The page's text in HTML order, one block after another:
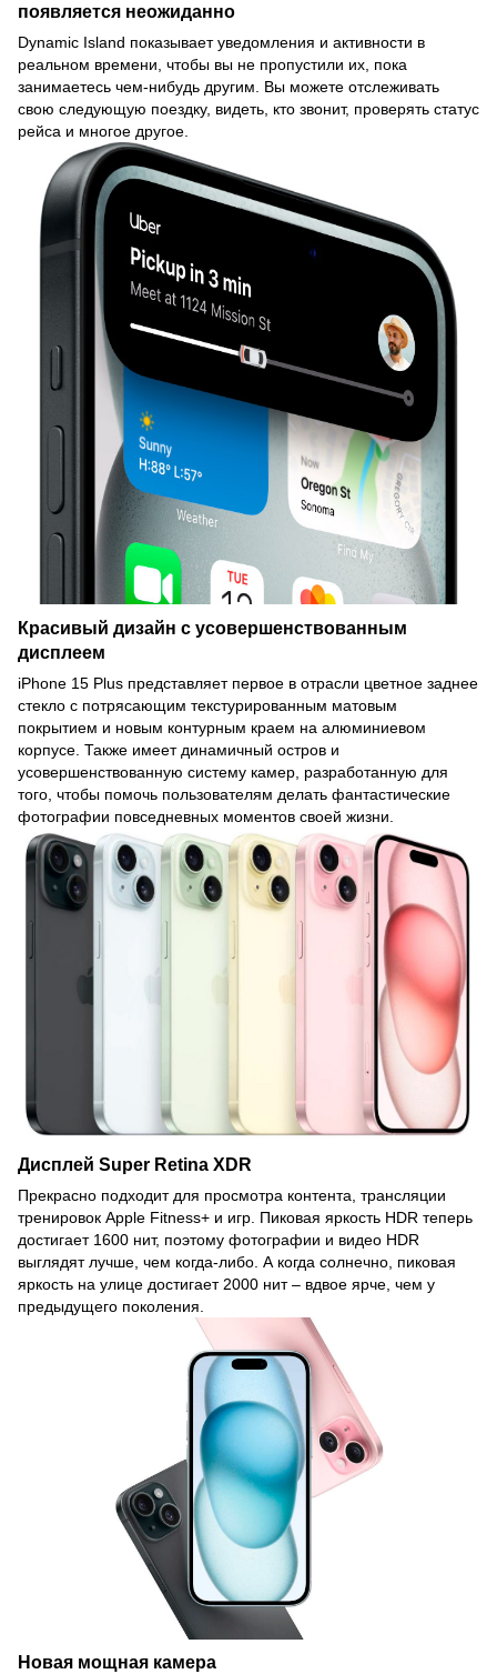
появляется неожиданно
Dynamic Island показывает уведомления и активности в
реальном времени, чтобы вы не пропустили их, пока
занимаетесь чем-нибудь другим. Вы можете отслеживать
свою следующую поездку, видеть, кто звонит, проверять статус
рейса и многое другое.
Красивый дизайн с усовершенствованным
дисплеем
iPhone 15 Plus представляет первое в отрасли цветное заднее
стекло с потрясающим текстурированным матовым
покрытием и новым контурным краем на алюминиевом
корпусе. Также имеет динамичный остров и
усовершенствованную систему камер, разработанную для
того, чтобы помочь пользователям делать фантастические
фотографии повседневных моментов своей жизни.
Дисплей Super Retina XDR
Прекрасно подходит для просмотра контента, трансляции
тренировок Apple Fitness+ и игр. Пиковая яркость HDR теперь
достигает 1600 нит, поэтому фотографии и видео HDR
выглядят лучше, чем когда-либо. А когда солнечно, пиковая
яркость на улице достигает 2000 нит – вдвое ярче, чем у
предыдущего поколения.
Новая мощная камера